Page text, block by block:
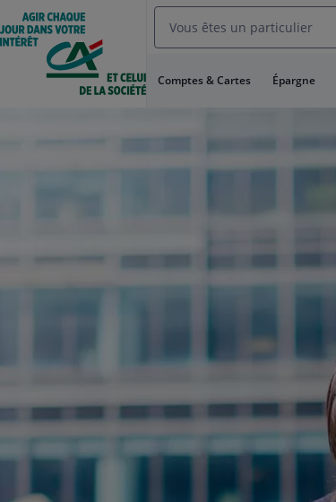
Aller
au
Menu
Aller au
Contenu
Vous êtes un particulier
Comptes & Cartes Épargne